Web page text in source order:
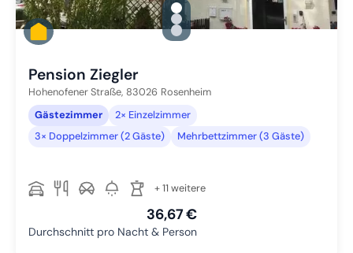
gallery.slide_selector
Zu Slide 1 wechseln
Zu Slide 2 wechseln
Zu Slide 3 wechseln
Pension Ziegler
Hohenofener Straße, 83026 Rosenheim
Gästezimmer
2× Einzelzimmer
3× Doppelzimmer (2 Gäste)
Mehrbettzimmer (3 Gäste)
+ 11 weitere
36,67 €
Durchschnitt pro Nacht & Person